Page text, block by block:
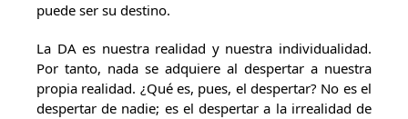
puede ser su destino.
La DA es nuestra realidad y nuestra individualidad.
Por tanto, nada se adquiere al despertar a nuestra
propia realidad. ¿Qué es, pues, el despertar? No es el
despertar de nadie; es el despertar a la irrealidad de